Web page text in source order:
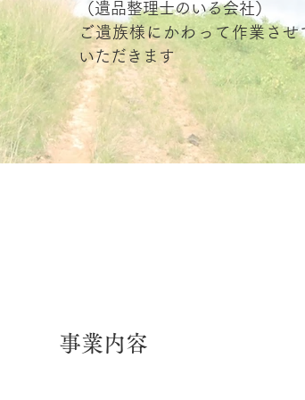
（遺品整理士のいる会社）
ご遺族様にかわって作業させ
いただきます
​事業内容